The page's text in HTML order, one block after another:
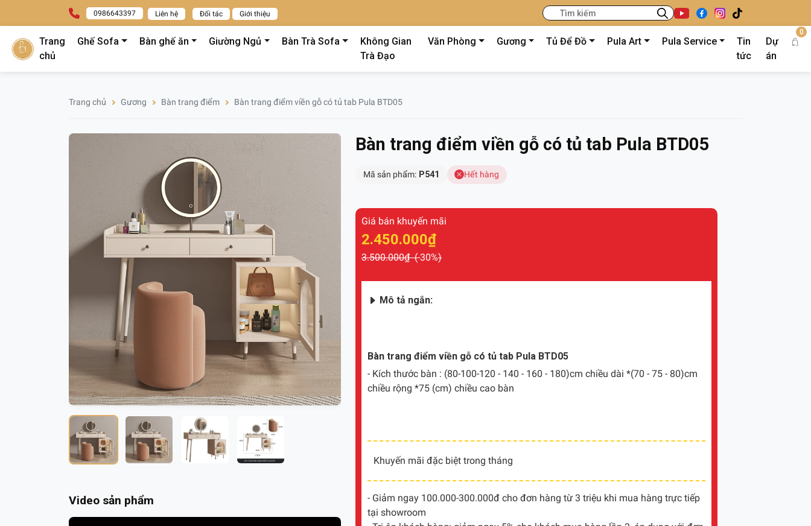
0986643397 Liên hệ Đối tác Giới thiệu
Trang
chủ
Ghế Sofa Bàn ghế ăn Giường Ngủ Bàn Trà Sofa
Không Gian
Trà Đạo
Văn Phòng Gương Tủ Để Đồ Pula Art Pula Service
Tin
tức
Dự
án
0
Trang chủ Gương Bàn trang điểm Bàn trang điểm viền gỗ có tủ tab Pula BTD05
Video sản phẩm
Bàn trang điểm viền gỗ có tủ tab Pula BTD05
Mã sản phẩm:P541 Hết hàng
Giá bán khuyến mãi
2.450.000₫
3.500.000₫ (-30%)
Mô tả ngắn:
Bàn trang điểm viền gỗ có tủ tab Pula BTD05
- Kích thước bàn : (80-100-120 - 140 - 160 - 180)cm chiều dài *(70 - 75 - 80)cm
chiều rộng *75 (cm) chiều cao bàn
Khuyến mãi đặc biệt trong tháng
- Giảm ngay 100.000-300.000đ cho đơn hàng từ 3 triệu khi mua hàng trực tiếp
tại showroom